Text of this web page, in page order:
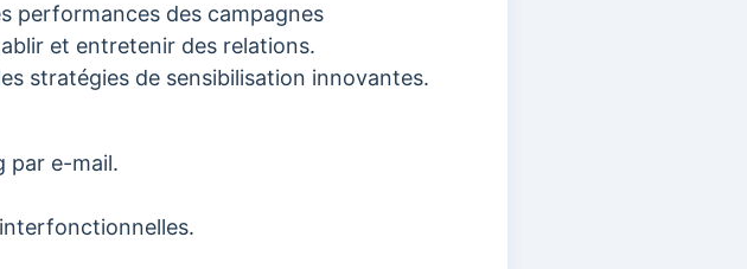
performances des campagnes
et entretenir des relations.
stratégies de sensibilisation innovantes.
par e-mail.